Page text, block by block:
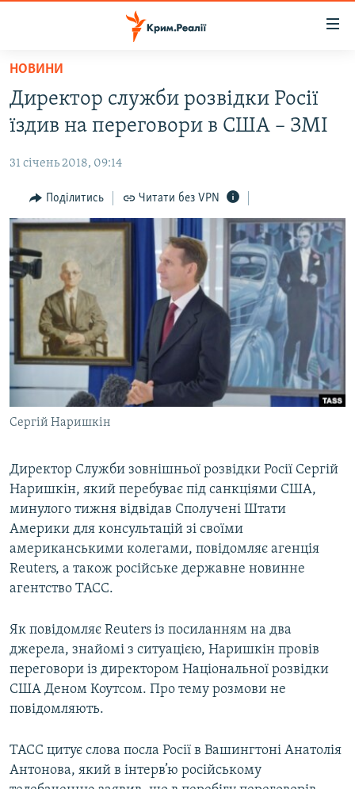
Перейти
основного
матеріалу
до
навігації
Перейти
пошуку
ВОДА.КРИМ
ПОЛІТИКА
БЛОГИ
ПОГЛЯД
ІНТЕРВ'Ю
ВСЕ ЗА ДЕНЬ
СПЕЦПРОЕКТИ
ДЕПОРТАЦІЯ
ВІДЕОУРОКИ «ELIFBE»
СВІДЧЕННЯ ОКУПАЦІЇ
УКРАЇНСЬКА ПРОБЛЕМА КРИМУ
ЯК ОБІЙТИ БЛОКУВАННЯ
Русский
Qırımtatar
Усі сайти RFE/RL
НОВИНИ
Директор служби розвідки Росії
їздив на переговори в США – ЗМІ
31 січень 2018, 09:14
Поділитись Читати без VPN
Сергій Наришкін
Директор Служби зовнішньої розвідки Росії Сергій
Наришкін, який перебуває під санкціями США,
минулого тижня відвідав Сполучені Штати
Америки для консультацій зі своїми
американськими колегами, повідомляє агенція
Reuters, а також російське державне новинне
агентство ТАСС.
Як повідомляє Reuters із посиланням на два
джерела, знайомі з ситуацією, Наришкін провів
переговори із директором Національної розвідки
США Деном Коутсом. Про тему розмови не
повідомляють.
ТАСС цитує слова посла Росії в Вашингтоні Анатолія
Антонова, який в інтерв’ю російському